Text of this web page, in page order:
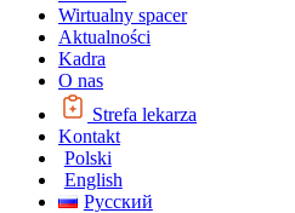
Wirtualny spacer
Aktualności
Kadra
O nas
Strefa lekarza
Kontakt
Polski
English
Русский